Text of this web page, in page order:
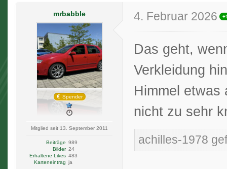
mrbabble
Spender
Mitglied seit 13. September 2011
Beiträge 989
Bilder 24
Erhaltene Likes 483
Karteneintrag ja
4. Februar 2026
Das geht,
Verkleidung
Himmel
nicht zu sehr
achilles-1978